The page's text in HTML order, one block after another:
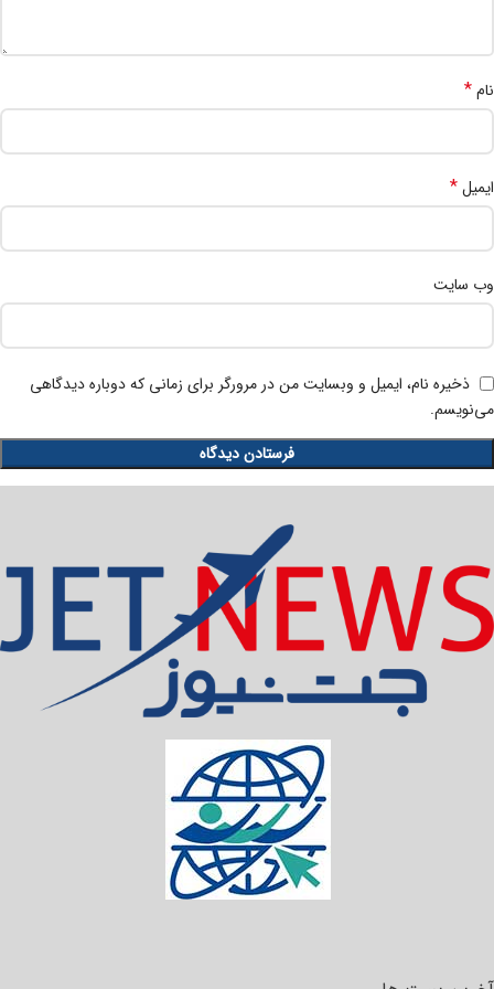
نام*
ایمیل*
وب‌ سایت
ذخیره نام، ایمیل و وبسایت من در مرورگر برای زمانی که دوباره دیدگاهی
می‌نویسم.